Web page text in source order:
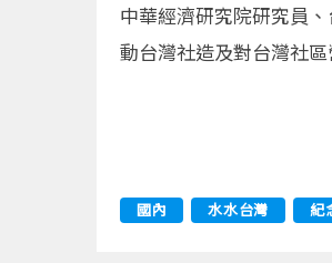
中華經濟研究院研究員
動台灣社造及對台灣社區
國內 水水台灣 紀